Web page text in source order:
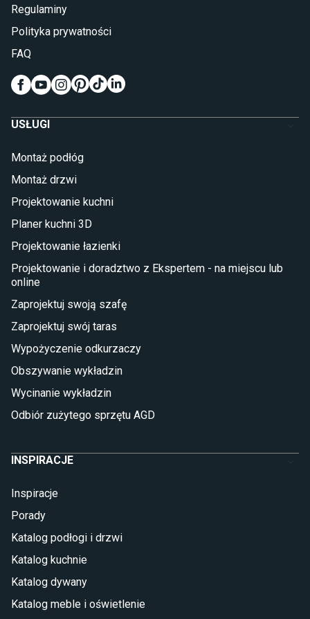
Kinkiety do sypialni
Pokój dziecięcy
Meble do pokoju dziecięcego
Komody dla dzieci
Łóżka dla dziecka (młodzieżowe)
Taras i balkon
Sztuczna trawa miękka
Koce i pledy
Płytki na balkon
Lampy stojące LED
Płytki
Płytki Cersanit
Płytki wielkoformatowe
Glazura
Płytki marmurowe
Regulaminy
Polityka prywatności
FAQ
USŁUGI
Montaż podłóg
Montaż drzwi
Projektowanie kuchni
Planer kuchni 3D
Projektowanie łazienki
Projektowanie i doradztwo z Ekspertem - na miejscu lub
online
Zaprojektuj swoją szafę
Zaprojektuj swój taras
Wypożyczenie odkurzaczy
Obszywanie wykładzin
Wycinanie wykładzin
Odbiór zużytego sprzętu AGD
INSPIRACJE
Inspiracje
Porady
Katalog podłogi i drzwi
Katalog kuchnie
Katalog dywany
Katalog meble i oświetlenie